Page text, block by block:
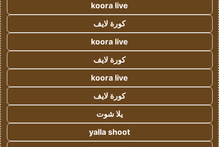
koora live
كورة لايف
koora live
كورة لايف
koora live
كورة لايف
يلا شوت
yalla shoot